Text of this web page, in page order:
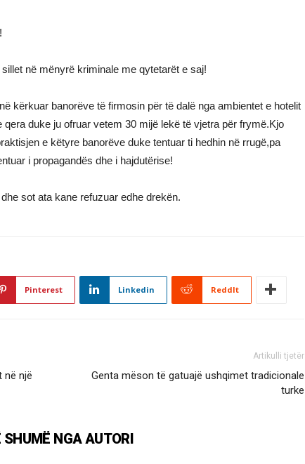
në mënyrë kriminale me qytetarët e saj!
kërkuar banorëve të firmosin për të dalë nga ambientet e hotelit
duke ju ofruar vetem 30 mijë lekë të vjetra për frymë.Kjo
e këtyre banorëve duke tentuar ti hedhin në rrugë,pa
i propagandës dhe i hajdutërise!
sot ata kane refuzuar edhe drekën.
Pinterest Linkedin ReddIt
në një
Artikulli tjetër
Genta mëson të gatuajë ushqimet tradicionale
turke
SHUMË NGA AUTORI